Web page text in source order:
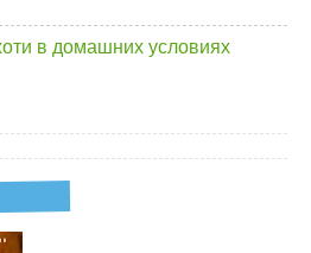
в домашних условиях